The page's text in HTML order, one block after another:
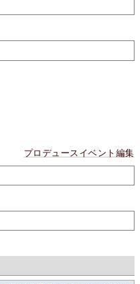
プロデュースイベント編集